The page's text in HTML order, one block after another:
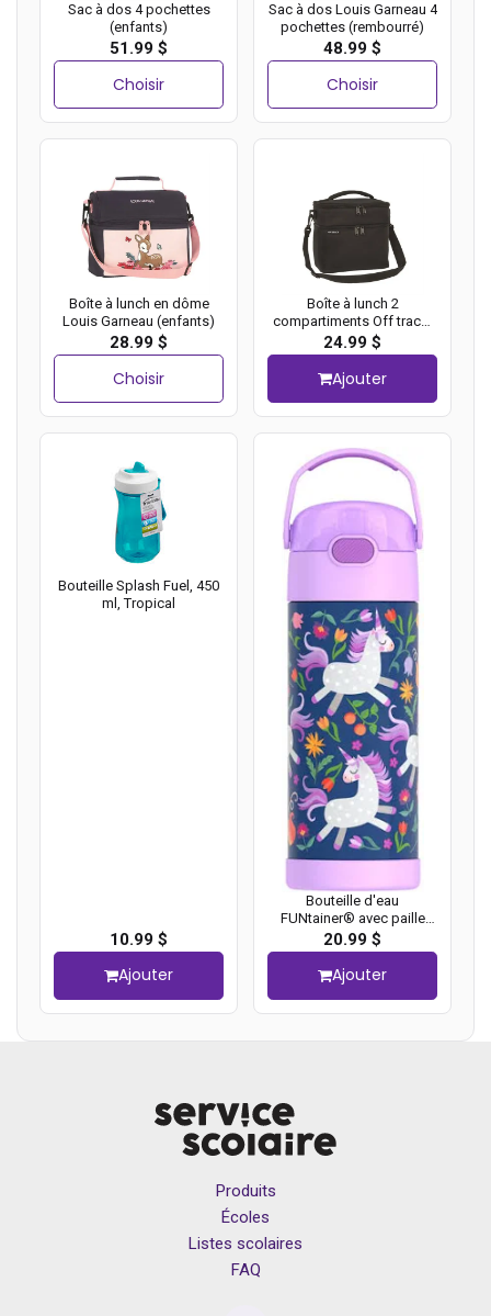
Sac à dos 4 pochettes
(enfants)
51.99 $
Choisir
Sac à dos Louis Garneau 4
pochettes (rembourré)
48.99 $
Choisir
Boîte à lunch en dôme
Louis Garneau (enfants)
28.99 $
Choisir
Boîte à lunch 2
compartiments Off track,
Noir
24.99 $
Ajouter
Bouteille Splash Fuel, 450
ml, Tropical
10.99 $
Ajouter
Bouteille d'eau
FUNtainer® avec paille
Thermos, 410 ml, Licorne
20.99 $
Ajouter
Produits
Écoles
Listes scolaires
FAQ